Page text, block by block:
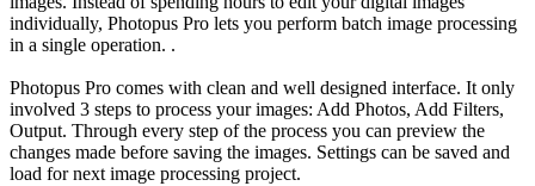
individually, Photopus Pro lets you perform batch image processing
in a single operation. .
Photopus Pro comes with clean and well designed interface. It only
involved 3 steps to process your images: Add Photos, Add Filters,
Output. Through every step of the process you can preview the
changes made before saving the images. Settings can be saved and
load for next image processing project.